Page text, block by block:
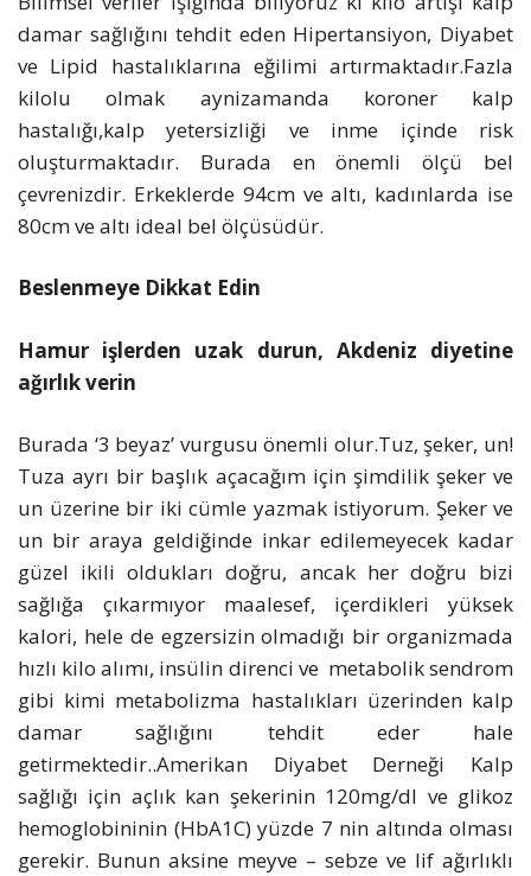
damar sağlığını tehdit eden Hipertansiyon, Diyabet
ve Lipid hastalıklarına eğilimi artırmaktadır.Fazla
kilolu olmak aynizamanda koroner kalp
hastalığı,kalp yetersizliği ve inme içinde risk
oluşturmaktadır. Burada en önemli ölçü bel
çevrenizdir. Erkeklerde 94cm ve altı, kadınlarda ise
80cm ve altı ideal bel ölçüsüdür.
Beslenmeye Dikkat Edin
Hamur işlerden uzak durun, Akdeniz diyetine
ağırlık verin
Burada ‘3 beyaz’ vurgusu önemli olur.Tuz, şeker, un!
Tuza ayrı bir başlık açacağım için şimdilik şeker ve
un üzerine bir iki cümle yazmak istiyorum. Şeker ve
un bir araya geldiğinde inkar edilemeyecek kadar
güzel ikili oldukları doğru, ancak her doğru bizi
sağlığa çıkarmıyor maalesef, içerdikleri yüksek
kalori, hele de egzersizin olmadığı bir organizmada
hızlı kilo alımı, insülin direnci ve metabolik sendrom
gibi kimi metabolizma hastalıkları üzerinden kalp
damar sağlığını tehdit eder hale
getirmektedir..Amerikan Diyabet Derneği Kalp
sağlığı için açlık kan şekerinin 120mg/dl ve glikoz
hemoglobininin (HbA1C) yüzde 7 nin altında olması
gerekir. Bunun aksine meyve – sebze ve lif ağırlıklı